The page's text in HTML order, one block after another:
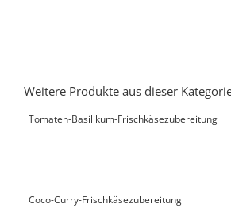
Weitere Produkte aus dieser
Tomaten-Basilikum-Frischkäsezubereitung
Coco-Curry-Frischkäsezubereitung